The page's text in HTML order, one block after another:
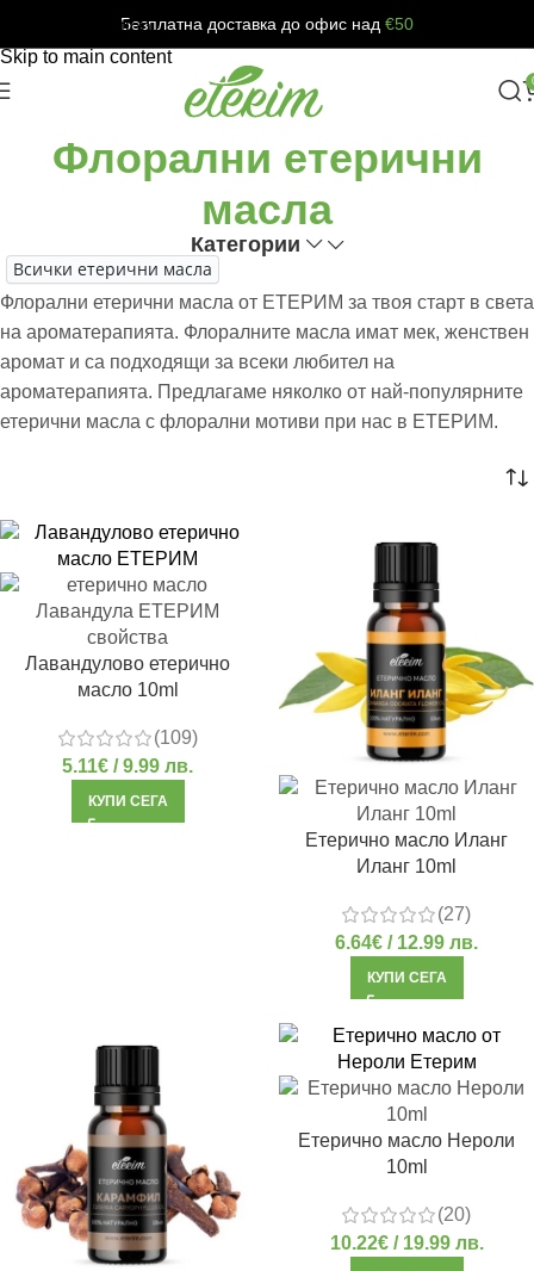
Skip to navigation
Skip to main content
Безплатна доставка до офис над €50
Флорални етерични
масла
Категории
Всички етерични масла
Флорални етерични масла от ЕТЕРИМ за твоя старт в света
на ароматерапията. Флоралните масла имат мек, женствен
аромат и са подходящи за всеки любител на
ароматерапията. Предлагаме няколко от най-популярните
етерични масла с флорални мотиви при нас в ЕТЕРИМ.
Лавандулово етерично
масло 10ml
(109)
5.11€ / 9.99 лв.
КУПИ СЕГА
Етерично масло Иланг
Иланг 10ml
(27)
6.64€ / 12.99 лв.
КУПИ СЕГА
Етерично масло Нероли
10ml
(20)
10.22€/ 19.99 лв.